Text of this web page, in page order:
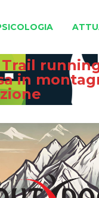
Trail
in